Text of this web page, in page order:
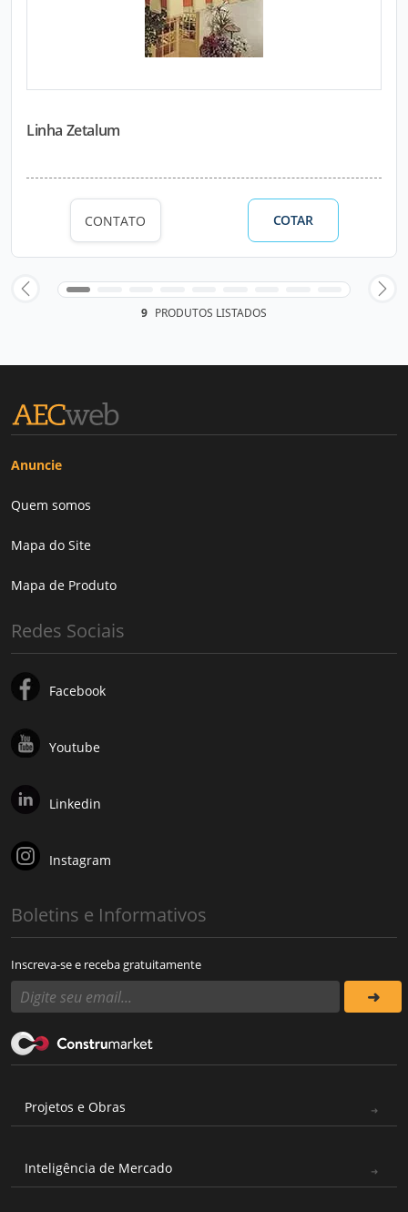
Linha Zetalum
CONTATO COTAR
9 PRODUTOS LISTADOS
Anuncie
Quem somos
Mapa do Site
Mapa de Produto
Redes Sociais
Facebook
Youtube
Linkedin
Instagram
Boletins e Informativos
Inscreva-se e receba gratuitamente
Projetos e Obras
Inteligência de Mercado